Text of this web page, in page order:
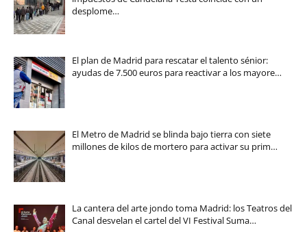
desplome…
El plan de Madrid para rescatar el talento sénior:
ayudas de 7.500 euros para reactivar a los mayore…
El Metro de Madrid se blinda bajo tierra con siete
millones de kilos de mortero para activar su prim…
La cantera del arte jondo toma Madrid: los Teatros del
Canal desvelan el cartel del VI Festival Suma…